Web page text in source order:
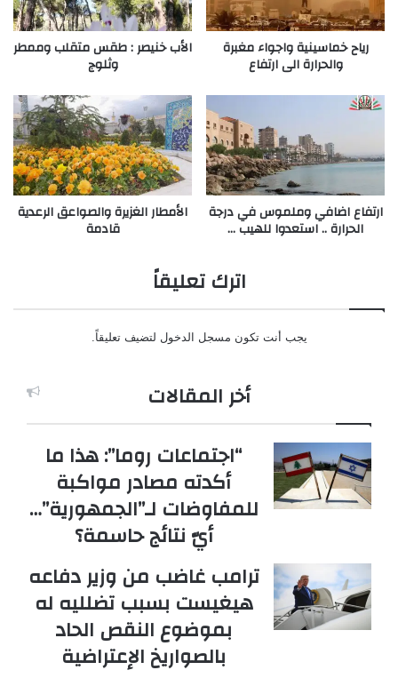
رياح خماسينية واجواء مغبرة
والحرارة الى ارتفاع
الأب خنيصر : طقس متقلب وممطر
وثلوج
ارتفاع اضافي وملموس في درجة
الحرارة .. استعدوا للهيب …
الأمطار الغزيرة والصواعق الرعدية
قادمة
اترك تعليقاً
يجب أنت تكون مسجل الدخول لتضيف تعليقاً.
أخر المقالات
“اجتماعات روما”: هذا ما
أكدته مصادر مواكبة
للمفاوضات لـ”الجمهورية”…
أيّ نتائج حاسمة؟
ترامب غاضب من وزير دفاعه
هيغيست بسبب تضلليه له
بموضوع النقص الحاد
بالصواريخ الإعتراضية